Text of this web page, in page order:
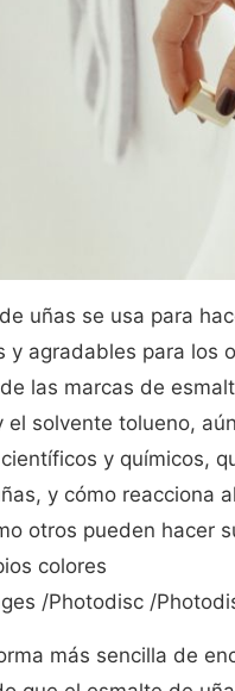
uñas se usa para
y agradables para los
las marcas de
solvente tolueno,
y químicos,
y cómo reacciona
otros pueden hacer
colores
/Photodisc /
más sencilla de